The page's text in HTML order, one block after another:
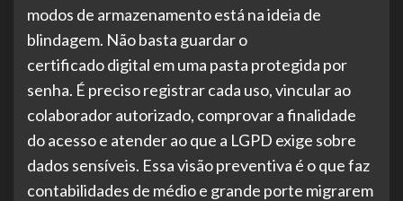
modos de armazenamento está na ideia de
blindagem. Não basta guardar o
certificado digital em uma pasta protegida por
senha. É preciso registrar cada uso, vincular ao
colaborador autorizado, comprovar a finalidade
do acesso e atender ao que a LGPD exige sobre
dados sensíveis. Essa visão preventiva é o que faz
contabilidades de médio e grande porte migrarem